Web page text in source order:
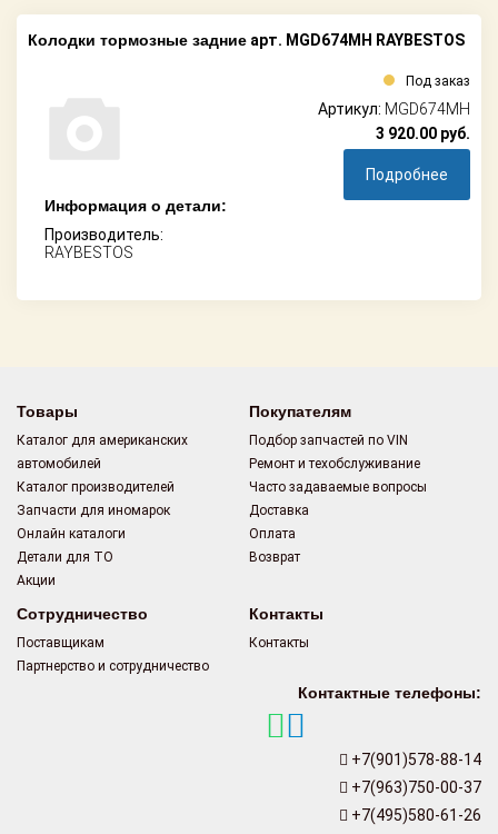
Колодки тормозные задние арт. MGD674MH RAYBESTOS
Информация о детали:
Производитель:
RAYBESTOS
Под заказ
Артикул: MGD674MH
3 920.00 руб.
Подробнее
Товары
Каталог для американских
автомобилей
Каталог производителей
Запчасти для иномарок
Онлайн каталоги
Детали для ТО
Акции
Покупателям
Подбор запчастей по VIN
Ремонт и техобслуживание
Часто задаваемые вопросы
Доставка
Оплата
Возврат
Сотрудничество
Поставщикам
Партнерство и сотрудничество
Контакты
Контакты
Контактные телефоны:
+7(901)578-88-14
+7(963)750-00-37
+7(495)580-61-26